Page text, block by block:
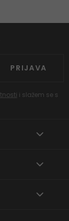
PRIJAVA
i slažem se s